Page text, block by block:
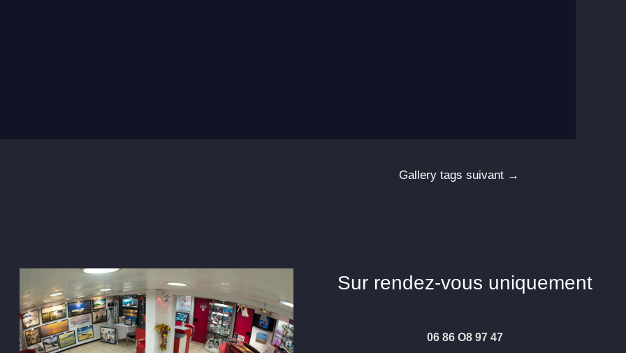
Gallery tags suivant →
Sur rendez-vous uniquement
06 86 O8 97 47